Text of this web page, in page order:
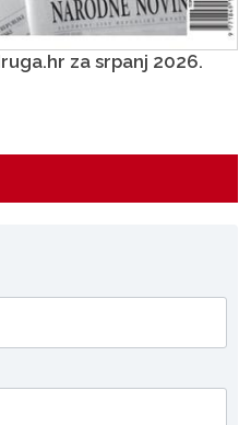
za srpanj 2026.